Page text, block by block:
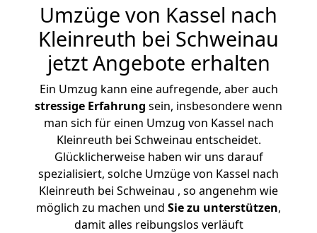
Umzüge von Kassel nach
Kleinreuth bei Schweinau
jetzt Angebote erhalten
Ein Umzug kann eine aufregende, aber auch
stressige Erfahrung sein, insbesondere wenn
man sich für einen Umzug von Kassel nach
Kleinreuth bei Schweinau entscheidet.
Glücklicherweise haben wir uns darauf
spezialisiert, solche Umzüge von Kassel nach
Kleinreuth bei Schweinau , so angenehm wie
möglich zu machen und Sie zu unterstützen,
damit alles reibungslos verläuft